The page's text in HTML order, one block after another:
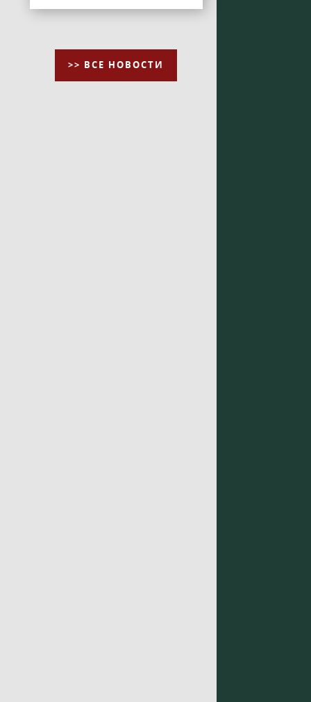
>> ВСЕ НОВОСТИ